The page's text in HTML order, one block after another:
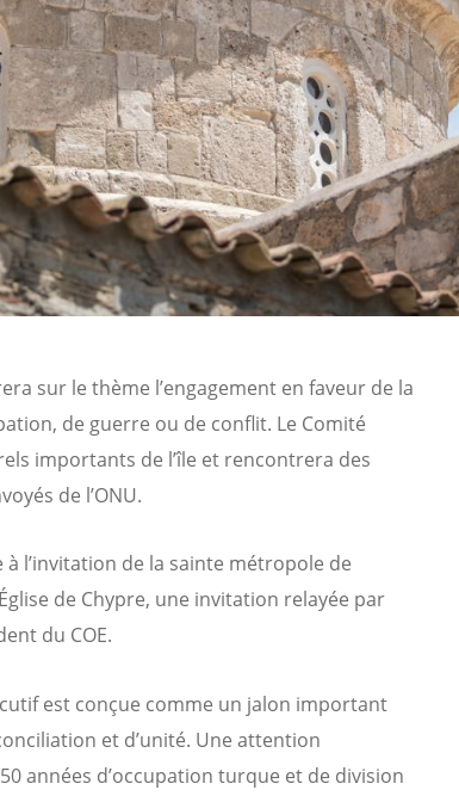
sur le thème l’engagement en faveur de la
de guerre ou de conflit. Le Comité
importants de l’île et rencontrera des
de l’ONU.
l’invitation de la sainte métropole de
de Chypre, une invitation relayée par
du COE.
est conçue comme un jalon important
et d’unité. Une attention
années d’occupation turque et de division